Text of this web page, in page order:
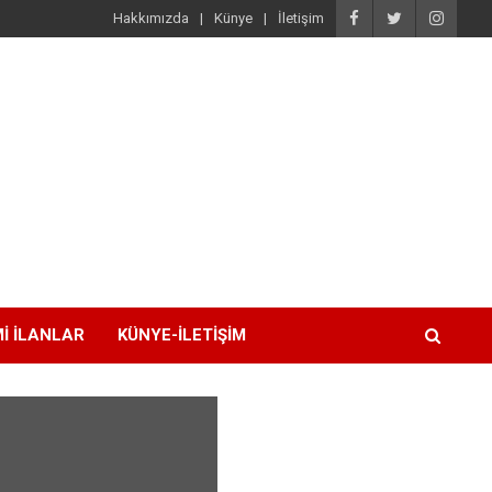
Hakkımızda Künye İletişim
İLANLAR KÜNYE-İLETIŞIM